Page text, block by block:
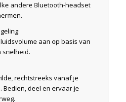
andere Bluetooth-headset
aan op basis van
snelheid.
rechtstreeks vanaf je
Bedien, deel en ervaar je